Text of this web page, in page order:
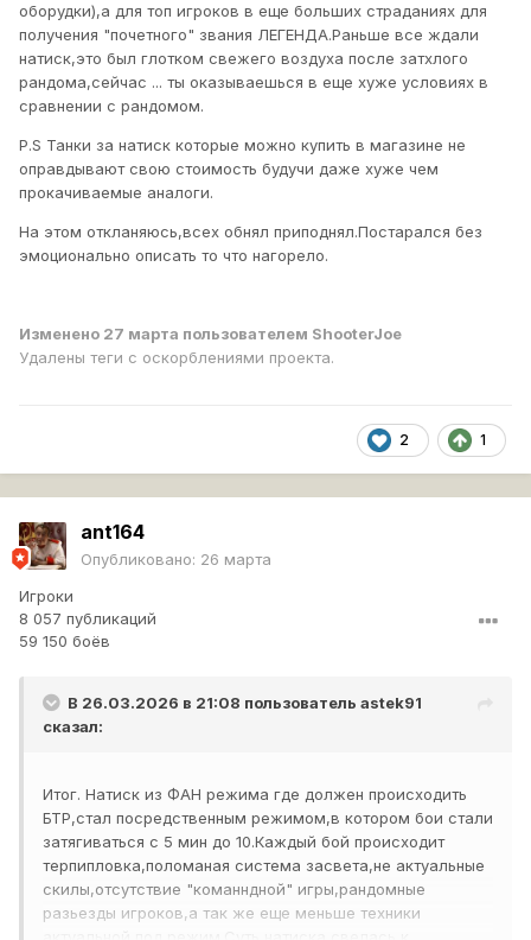
оборудки),а для топ игроков в еще больших страданиях для
получения "почетного" звания ЛЕГЕНДА.Раньше все ждали
натиск,это был глотком свежего воздуха после затхлого
рандома,сейчас ... ты оказываешься в еще хуже условиях в
сравнении с рандомом.
P.S Танки за натиск которые можно купить в магазине не
оправдывают свою стоимость будучи даже хуже чем
прокачиваемые аналоги.
На этом откланяюсь,всех обнял приподнял.Постарался без
эмоционально описать то что нагорело.
Изменено 27 марта пользователем ShooterJoe
Удалены теги с оскорблениями проекта.
2 1
ant164
Опубликовано: 26 марта
Игроки
8 057 публикаций
59 150 боёв
В 26.03.2026 в 21:08 пользователь astek91
сказал:
Итог. Натиск из ФАН режима где должен происходить
БТР,стал посредственным режимом,в котором бои стали
затягиваться с 5 мин до 10.Каждый бой происходит
терпипловка,поломаная система засвета,не актуальные
скилы,отсутствие "команндной" игры,рандомные
разьезды игроков,а так же еще меньше техники